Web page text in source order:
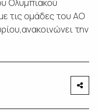
Ολυμπιακού
τις ομάδες του ΑΟ
την